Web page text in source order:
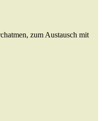
zum Austausch mit